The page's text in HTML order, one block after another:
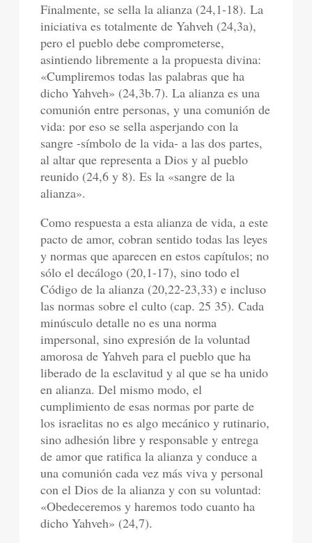
Finalmente, se sella la alianza (24,1-18). La
iniciativa es totalmente de Yahveh (24,3a),
pero el pueblo debe comprometerse,
asintiendo libremente a la propuesta divina:
«Cumpliremos todas las palabras que ha
dicho Yahveh» (24,3b.7). La alianza es una
comunión entre personas, y una comunión de
vida: por eso se sella asperjando con la
sangre -símbolo de la vida- a las dos partes,
al altar que representa a Dios y al pueblo
reunido (24,6 y 8). Es la «sangre de la
alianza».
Como respuesta a esta alianza de vida, a este
pacto de amor, cobran sentido todas las leyes
y normas que aparecen en estos capítulos; no
sólo el decálogo (20,1-17), sino todo el
Código de la alianza (20,22-23,33) e incluso
las normas sobre el culto (cap. 25 35). Cada
minúsculo detalle no es una norma
impersonal, sino expresión de la voluntad
amorosa de Yahveh para el pueblo que ha
liberado de la esclavitud y al que se ha unido
en alianza. Del mismo modo, el
cumplimiento de esas normas por parte de
los israelitas no es algo mecánico y rutinario,
sino adhesión libre y responsable y entrega
de amor que ratifica la alianza y conduce a
una comunión cada vez más viva y personal
con el Dios de la alianza y con su voluntad:
«Obedeceremos y haremos todo cuanto ha
dicho Yahveh» (24,7).